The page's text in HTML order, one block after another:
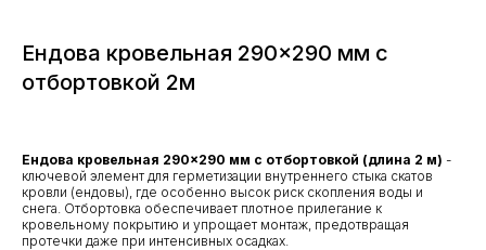
Ендова кровельная 290×290 мм с
отбортовкой 2м
Ендова кровельная 290×290 мм с отбортовкой (длина 2 м) -
ключевой элемент для герметизации внутреннего стыка скатов
кровли (ендовы), где особенно высок риск скопления воды и
снега. Отбортовка обеспечивает плотное прилегание к
кровельному покрытию и упрощает монтаж, предотвращая
протечки даже при интенсивных осадках.